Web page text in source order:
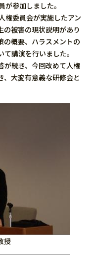
参加しました。
権委員会が実施したアン
の被害の現状説明があり
の概要、ハラスメントの
講演を行いました。
続き、今回改めて人権
、大変有意義な研修会と
授